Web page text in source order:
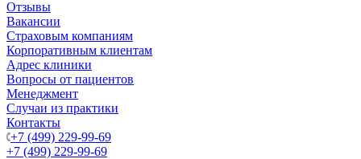
Отзывы
Вакансии
Страховым компаниям
Корпоративным клиентам
Адрес клиники
Вопросы от пациентов
Менеджмент
Случаи из практики
Контакты
+7 (499) 229-99-69
+7 (499) 229-99-69